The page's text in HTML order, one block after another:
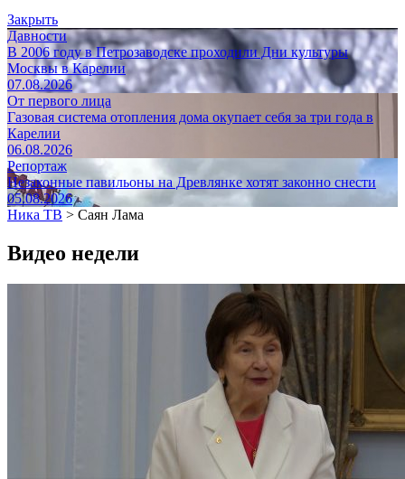
Закрыть
Давности
В 2006 году в Петрозаводске проходили Дни культуры
Москвы в Карелии
07.08.2026
От первого лица
Газовая система отопления дома окупает себя за три года в
Карелии
06.08.2026
Репортаж
Незаконные павильоны на Древлянке хотят законно снести
05.08.2026
Ника ТВ > Саян Лама
Видео недели